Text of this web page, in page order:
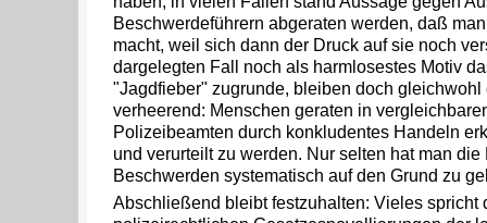
Beschwerdeführern abgeraten werden, daß
macht, weil sich dann der Druck auf sie noch
dargelegten Fall noch als harmlosestes Motiv
"Jagdfieber" zugrunde, bleiben doch
verheerend: Menschen geraten in
Polizeibeamten durch konkludentes Handeln
und verurteilt zu werden. Nur selten hat man
Beschwerden systematisch auf den Grund zu
Abschließend bleibt festzuhalten: Vieles spricht